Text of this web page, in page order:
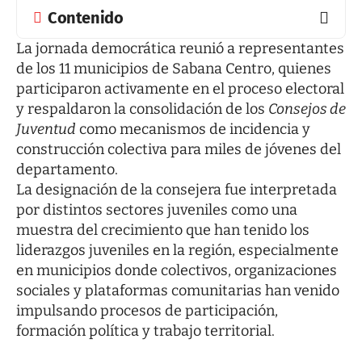
Contenido
La jornada democrática reunió a representantes
de los 11 municipios de Sabana Centro, quienes
participaron activamente en el proceso electoral
y respaldaron la consolidación de los Consejos de
Juventud como mecanismos de incidencia y
construcción colectiva para miles de jóvenes del
departamento.
La designación de la consejera fue interpretada
por distintos sectores juveniles como una
muestra del crecimiento que han tenido los
liderazgos juveniles en la región, especialmente
en municipios donde colectivos, organizaciones
sociales y plataformas comunitarias han venido
impulsando procesos de participación,
formación política y trabajo territorial.